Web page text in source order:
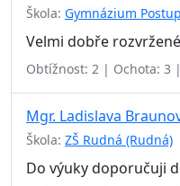
Škola: Gymnázium
Velmi dobře
Obtížnost: 2 | Ochota: 3
Mgr. Ladislava
Škola: ZŠ Rudná (Rudná)
Do výuky doporučuji